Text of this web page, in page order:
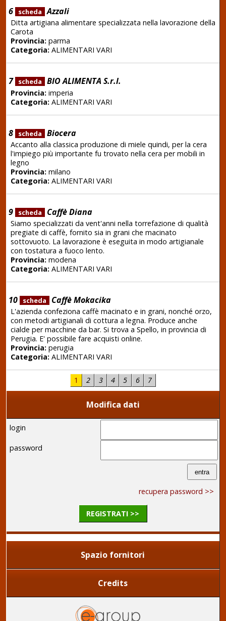
6 scheda Azzali
Ditta artigiana alimentare specializzata nella lavorazione della
Carota
Provincia:parma
Categoria:ALIMENTARI VARI
7 scheda BIO ALIMENTA S.r.l.
Provincia:imperia
Categoria:ALIMENTARI VARI
8 scheda Biocera
Accanto alla classica produzione di miele quindi, per la cera
l'impiego più importante fu trovato nella cera per mobili in
legno
Provincia:milano
Categoria:ALIMENTARI VARI
9 scheda Caffè Diana
Siamo specializzati da vent'anni nella torrefazione di qualità
pregiate di caffè, fornito sia in grani che macinato
sottovuoto. La lavorazione è eseguita in modo artigianale
con tostatura a fuoco lento.
Provincia:modena
Categoria:ALIMENTARI VARI
10 scheda Caffè Mokacika
L'azienda confeziona caffè macinato e in grani, nonché orzo,
con metodi artigianali di cottura a legna. Produce anche
cialde per macchine da bar. Si trova a Spello, in provincia di
Perugia. E' possibile fare acquisti online.
Provincia:perugia
Categoria:ALIMENTARI VARI
1 2 3 4 5 6 7
Modifica dati
login
password
recupera password >>
REGISTRATI >>
Spazio fornitori
Credits